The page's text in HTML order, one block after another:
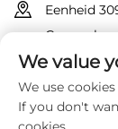
Eenheid
We value
We use
If you don't